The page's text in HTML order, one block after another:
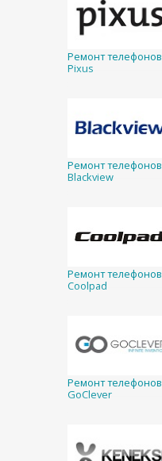
Ремонт телефонов
Pixus
Ремонт телефонов
Blackview
Ремонт телефонов
Coolpad
Ремонт телефонов
GoClever